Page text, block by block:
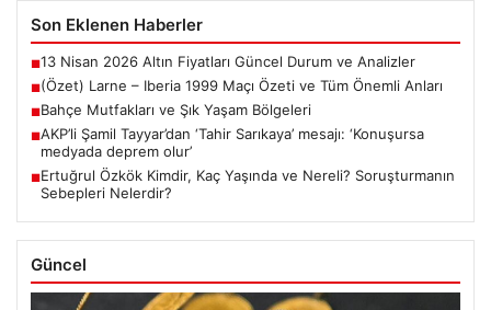
Son Eklenen Haberler
■13 Nisan 2026 Altın Fiyatları Güncel Durum ve Analizler
■(Özet) Larne – Iberia 1999 Maçı Özeti ve Tüm Önemli Anları
■Bahçe Mutfakları ve Şık Yaşam Bölgeleri
■AKP’li Şamil Tayyar’dan ‘Tahir Sarıkaya’ mesajı: ‘Konuşursa
medyada deprem olur’
■Ertuğrul Özkök Kimdir, Kaç Yaşında ve Nereli? Soruşturmanın
Sebepleri Nelerdir?
Güncel